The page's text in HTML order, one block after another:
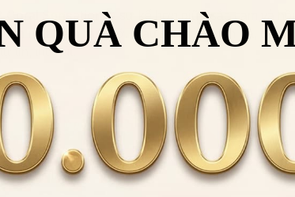
Coral Sensationlà sự kế hợp giữa sắc cam và
mặt thêm rạng rỡ. Màu son sáng, tôn da, dễ
tin, thu hút.
QUÀ CHÀO